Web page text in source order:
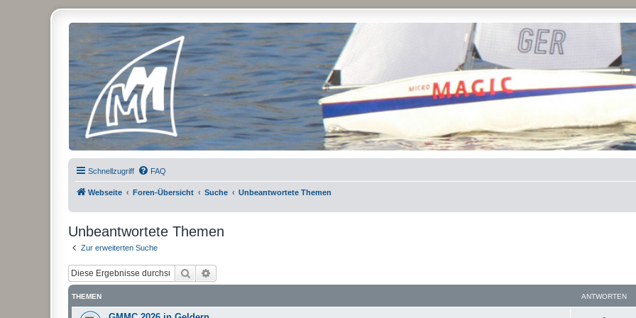
Micro Magic Forum Deutschland
Schnellzugriff FAQ
Webseite Foren-Übersicht Suche Unbeantwortete Themen
Unbeantwortete Themen
Zur erweiterten Suche
Suche
THEMEN ANTWORTEN